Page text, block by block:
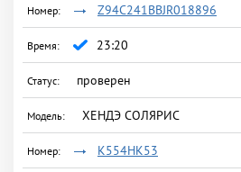
Z94C241BBJR018896
23:20
проверен
ХЕНДЭ СОЛЯРИС
К554НК53